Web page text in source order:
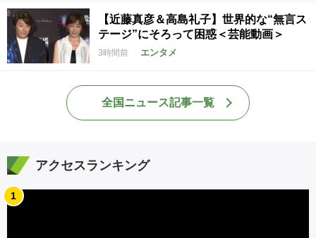
【近藤真彦＆高島礼子】世界的な“無言ス
テージ”にそろって困惑＜芸能動画＞
3時間前 エンタメ
全国ニュース記事一覧
アクセスランキング
1